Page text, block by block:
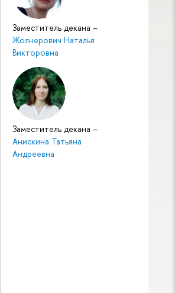
Заместитель декана –
Жолнерович Наталья
Викторовна
Заместитель декана –
Анискина Татьяна
Андреевна